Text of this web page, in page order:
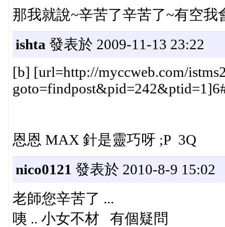
那我就說~辛苦了辛苦了~有空我
ishta 發表於 2009-11-13 23:22
[b] [url=http://myccweb.com/
恩恩 MAX 針是靈巧呀 ;P 3Q
nico0121 發表於 2010-8-9 15:02
老師您辛苦了 ...
咦 .. 小女不材 有個疑問